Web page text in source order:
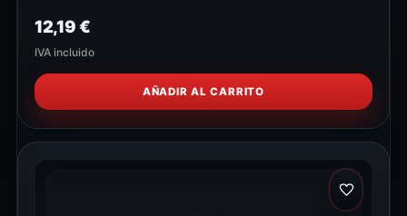
12,19€
IVA incluido
AÑADIR AL CARRITO